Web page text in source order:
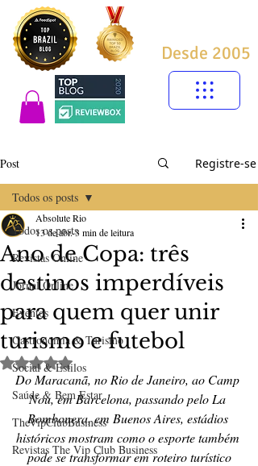
Desde 2005
Post Registre-se
Todos os posts
Revistas Online
Jornal Online
Eventos
Gastronomia & Turismo
Social & Estilos
Saúde & Bem Estar
TheVipClubBusiness
Revistas The Vip Club Business
Todos os posts
Ano de Copa: três
destinos imperdíveis
para quem quer unir
turismo e futebol
Absolute Rio
13 de abr.3 min de leitura
Avaliado com NaN de 5 estrelas.
Do Maracanã, no Rio de Janeiro, ao Camp
Nou, em Barcelona, passando pelo La
Bombonera, em Buenos Aires, estádios
históricos mostram como o esporte também
pode se transformar em roteiro turístico